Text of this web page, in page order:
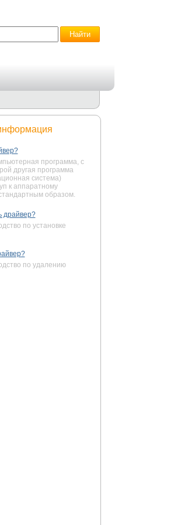
программа, с
другая программа
система)
к аппаратному
образом.
драйвер?
по установке
по удалению